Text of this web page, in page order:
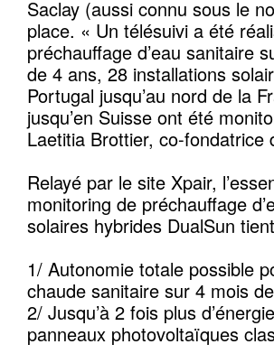
Saclay (aussi connu sous le
place. « Un télésuivi a été
préchauffage d’eau sanitaire
de 4 ans, 28 installations
Portugal jusqu’au nord de la
jusqu’en Suisse ont été
Laetitia Brottier, co-fondatrice
Relayé par le site Xpair,
monitoring de préchauffage
solaires hybrides DualSun
1/ Autonomie totale possible
chaude sanitaire sur 4 mois
2/ Jusqu’à 2 fois plus
panneaux photovoltaïques